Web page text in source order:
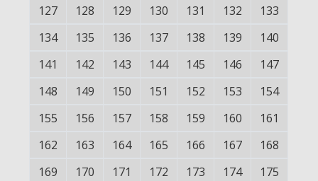
127
128 129 130 131 132
133
134
135 136 137 138 139
140
141
142 143 144 145 146
147
148
149 150 151 152 153
154
155
156 157 158 159 160
161
162
163 164 165 166 167
168
169
170 171 172 173 174
175